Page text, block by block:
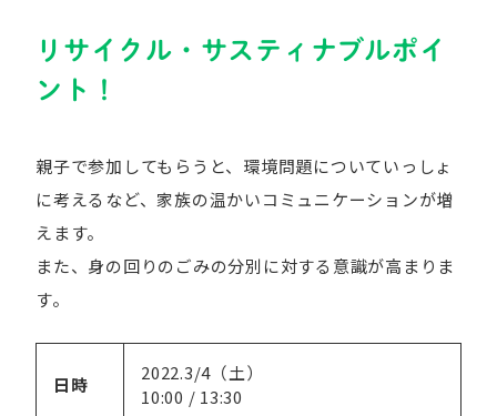
リサイクル・サスティナブルポイ
ント！
親子で参加してもらうと、環境問題についていっしょ
に考えるなど、家族の温かいコミュニケーションが増
えます。
また、身の回りのごみの分別に対する意識が高まりま
す。
日時
2022.3/4（土）
10:00 / 13:30